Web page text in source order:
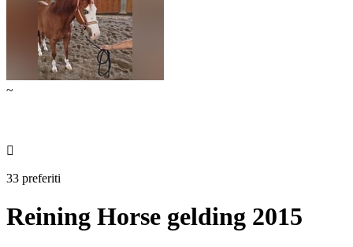
~

33 preferiti
Reining Horse gelding 2015